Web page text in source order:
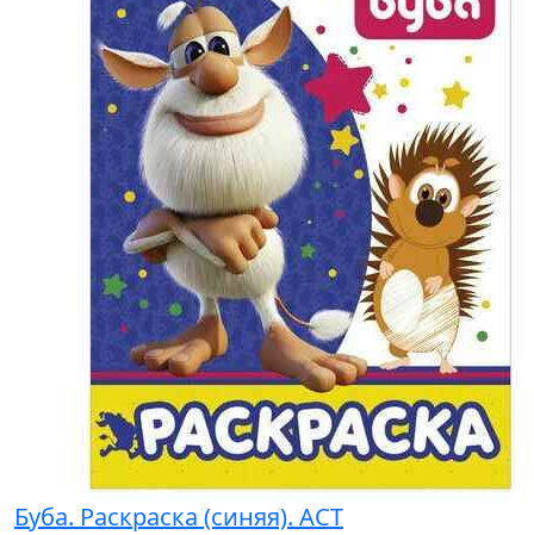
Буба. Раскраска (синяя). АСТ